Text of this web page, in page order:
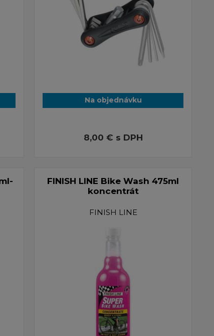
Na objednávku
8,00 € s DPH
FINISH LINE Bike Wash 475ml
koncentrát
FINISH LINE